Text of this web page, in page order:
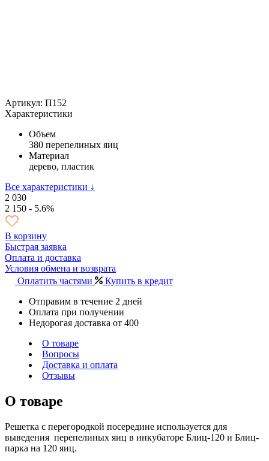
Артикул: П152
Характеристики
Объем
380 перепелиных яиц
Материал
дерево, пластик
Все характеристики ↓
2 030
2 150 - 5.6%
В корзину
Быстрая заявка
Оплата и доставка
Условия обмена и возврата
Оплатить частями
Купить в кредит
Отправим в течение 2 дней
Оплата при получении
Недорогая доставка от 400
О товаре
Вопросы
Доставка и оплата
Отзывы
О товаре
Решетка с перегородкой посередине используется для
выведения перепелиных яиц в инкубаторе Блиц-120 и Блиц-
парка на 120 яиц.